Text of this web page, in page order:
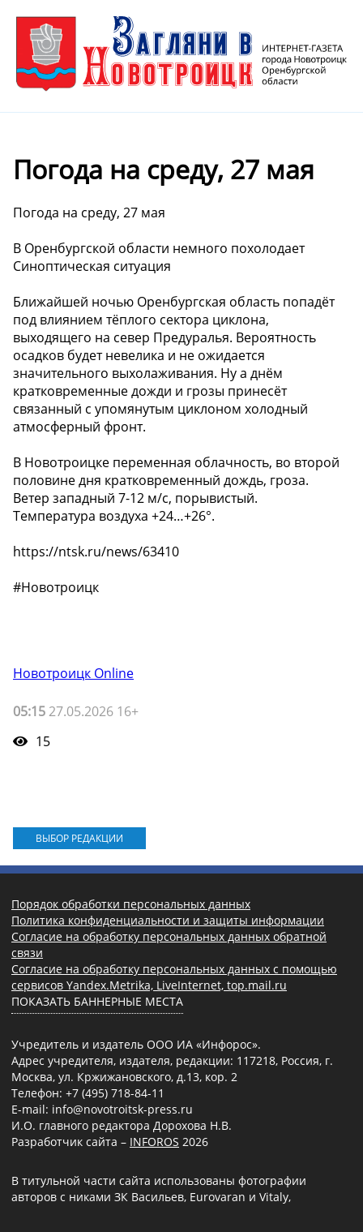
Погода на среду, 27 мая
Погода на среду, 27 мая
В Оренбургской области немного похолодает
Синоптическая ситуация
Ближайшей ночью Оренбургская область попадёт
под влиянием тёплого сектора циклона,
выходящего на север Предуралья. Вероятность
осадков будет невелика и не ожидается
значительного выхолаживания. Ну а днём
кратковременные дожди и грозы принесёт
связанный с упомянутым циклоном холодный
атмосферный фронт.
В Новотроицке переменная облачность, во второй
половине дня кратковременный дождь, гроза.
Ветер западный 7-12 м/с, порывистый.
Температура воздуха +24…+26°.
https://ntsk.ru/news/63410
#Новотроицк
Новотроицк Online
05:15 27.05.2026 16+
15
ВЫБОР РЕДАКЦИИ
Порядок обработки персональных данных
Политика конфиденциальности и защиты информации
Согласие на обработку персональных данных обратной
связи
Согласие на обработку персональных данных с помощью
сервисов Yandex.Metrika, LiveInternet, top.mail.ru
ПОКАЗАТЬ БАННЕРНЫЕ МЕСТА
Учредитель и издатель ООО ИА «Инфорос».
Адрес учредителя, издателя, редакции: 117218, Россия, г.
Москва, ул. Кржижановского, д.13, кор. 2
Телефон: +7 (495) 718-84-11
E-mail: info@novotroitsk-press.ru
И.О. главного редактора Дорохова Н.В.
Разработчик сайта – INFOROS 2026
В титульной части сайта использованы фотографии
авторов с никами ЗК Васильев, Eurovaran и Vitaly,